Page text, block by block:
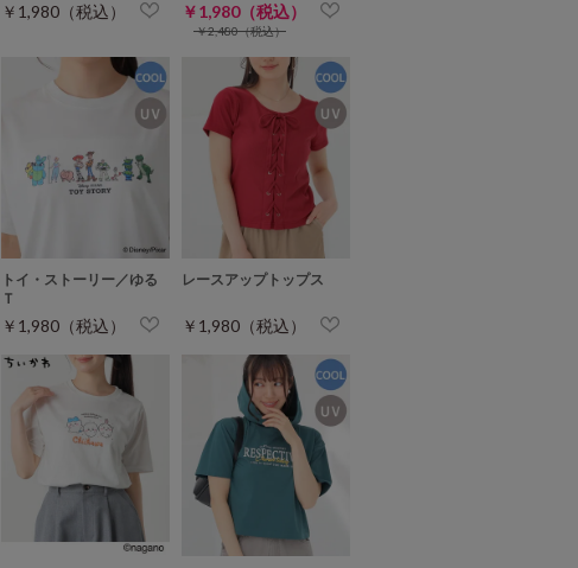
￥1,980（税込） ￥1,980（税込）
￥2,480（税込）
トイ・ストーリー／ゆる
Ｔ
￥1,980（税込）
レースアップトップス
￥1,980（税込）